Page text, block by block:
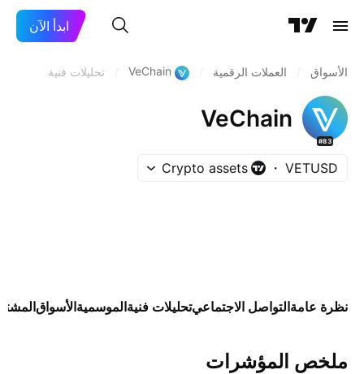
ابدأ الآن
الأسواق العملات الرقمية VeChain تحليلات فنية
#83
VeChain
VETUSD
Crypto assets
نظرة عامةالتواصل الاجتماعيتحليلات فنيةالموسميةالأسواق
ملخص المؤشرات